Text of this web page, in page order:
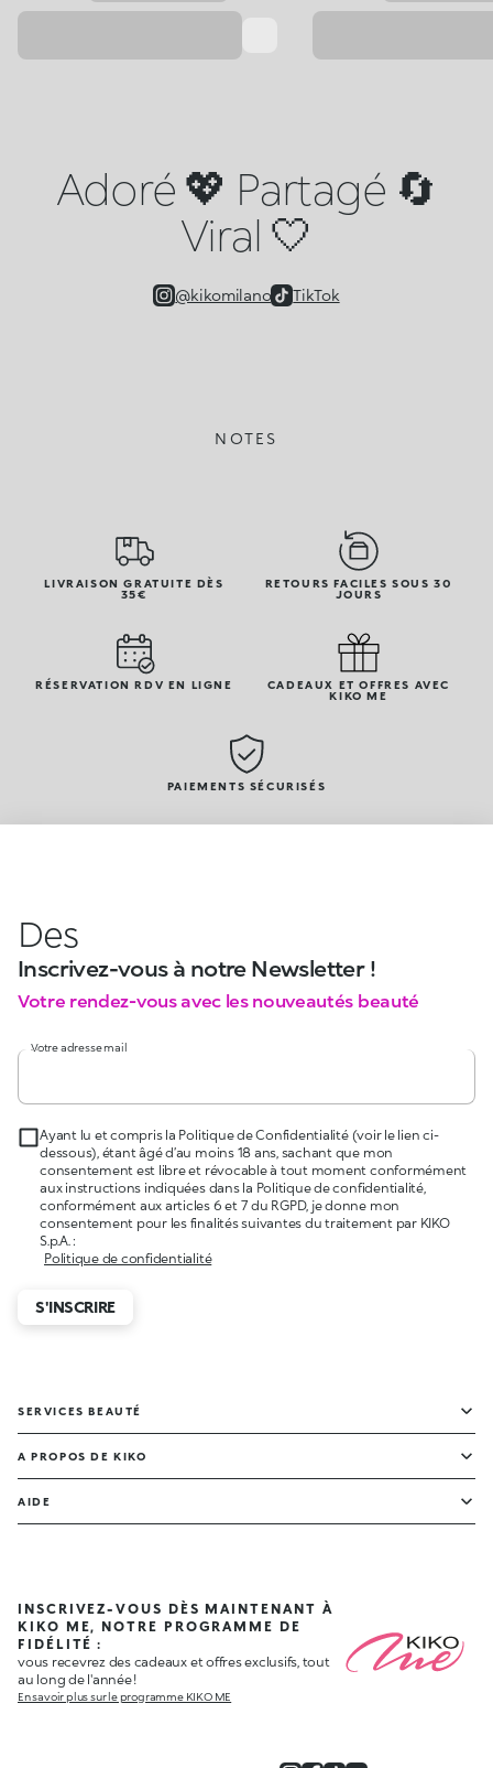
Adoré 💖 Partagé 🔄
Viral 🤍
@kikomilano TikTok
NOTES
LIVRAISON GRATUITE DÈS
35€
RETOURS FACILES SOUS 30
JOURS
RÉSERVATION RDV EN LIGNE
CADEAUX ET OFFRES AVEC
KIKO ME
PAIEMENTS SÉCURISÉS
Des
Inscrivez-vous à notre Newsletter !
Votre rendez-vous avec les nouveautés beauté
Votre adresse mail
Ayant lu et compris la Politique de Confidentialité (voir le lien ci-
dessous), étant âgé d’au moins 18 ans, sachant que mon
consentement est libre et révocable à tout moment conformément
aux instructions indiquées dans la Politique de confidentialité,
conformément aux articles 6 et 7 du RGPD, je donne mon
consentement pour les finalités suivantes du traitement par KIKO
S.p.A. :
Politique de confidentialité
S'INSCRIRE
SERVICES BEAUTÉ
A PROPOS DE KIKO
AIDE
INSCRIVEZ-VOUS DÈS MAINTENANT À
KIKO ME, NOTRE PROGRAMME DE
FIDÉLITÉ :
vous recevrez des cadeaux et offres exclusifs, tout
au long de l'année !
En savoir plus sur le programme KIKO ME